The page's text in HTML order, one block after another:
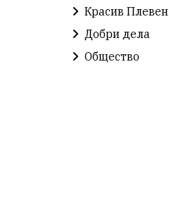
Красив Плевен
Добри дела
Общество